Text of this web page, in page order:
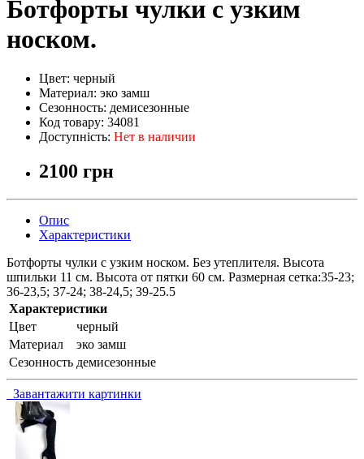
Ботфорты чулки с узким
носком.
Цвет: черный
Материал: эко замш
Сезонность: демисезонные
Код товару: 34081
Доступність: Нет в наличии
2100 грн
Опис
Характеристики
Ботфорты чулки с узким носком. Без утеплителя. Высота
шпильки 11 см. Высота от пятки 60 см. Размерная сетка:35-23;
36-23,5; 37-24; 38-24,5; 39-25.5
Характеристики
Цвет
черный
Материал
эко замш
Сезонность демисезонные
Завантажити картинки